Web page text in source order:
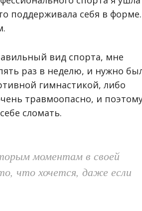
поддерживала себя в
вид спорта, мне
раз в неделю, и нужно
гимнастикой, либо
травмоопасно, и
сломать.
моментам в своей
что хочется, даже если